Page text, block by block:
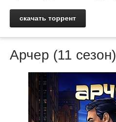
скачать торрент
Арчер (11 сезон)